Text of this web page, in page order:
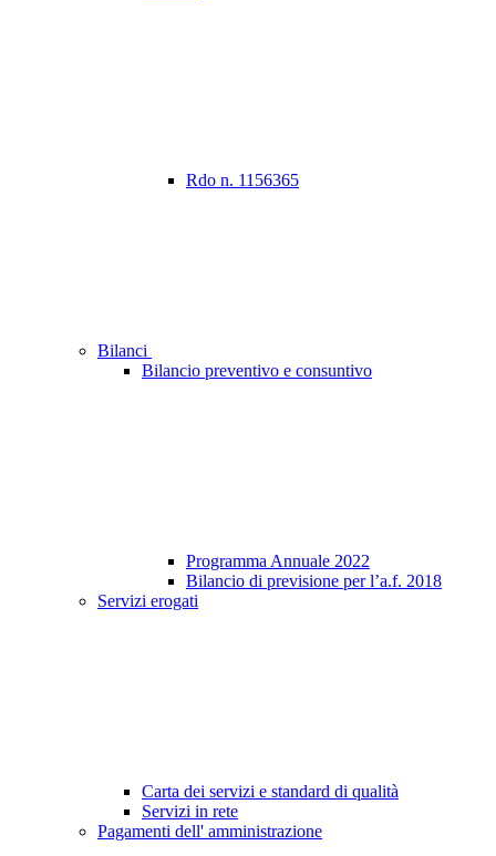
Rdo n. 1156365
Bilanci
Bilancio preventivo e consuntivo
Programma Annuale 2022
Bilancio di previsione per l’a.f. 2018
Servizi erogati
Carta dei servizi e standard di qualità
Servizi in rete
Pagamenti dell' amministrazione